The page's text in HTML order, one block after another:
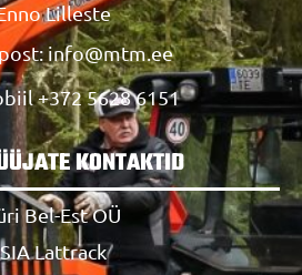
Lilleste
info@mtm.ee
+372 5628 6151
KONTAKTID
Bel-Est OÜ
SIA Lattrack